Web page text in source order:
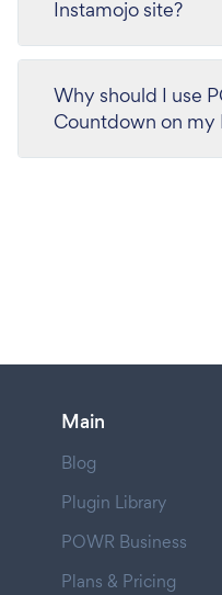
Instamojo site?
Why should I use
Countdown on my
Main
Blog
Plugin Library
POWR Business
Plans & Pricing